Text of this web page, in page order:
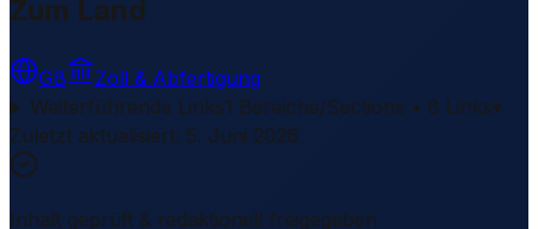
Zum Land
GB
Zoll & Abfertigung
Weiterführende Links1 Bereiche/Sections • 8 Links▾
Zuletzt aktualisiert: 5. Juni 2026
Inhalt geprüft & redaktionell freigegeben